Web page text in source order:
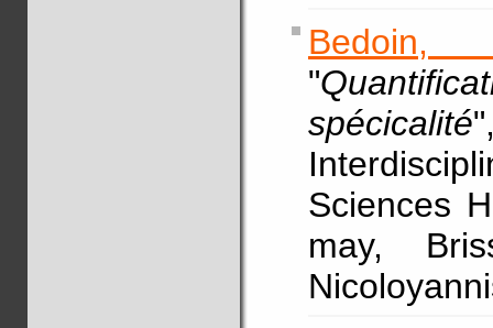
Bedoin,
"
spécicalité
Sciences
may,